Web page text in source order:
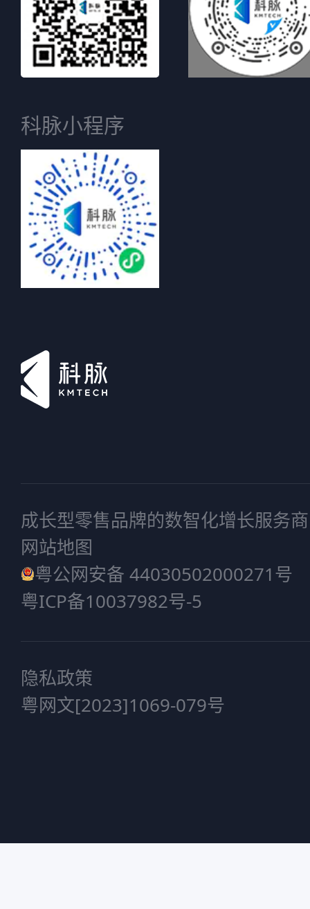
科脉小程序
成长型零售品牌的数智化增长服务商
网站地图
粤公网安备 44030502000271号
粤ICP备10037982号-5
隐私政策
粤网文[2023]1069-079号